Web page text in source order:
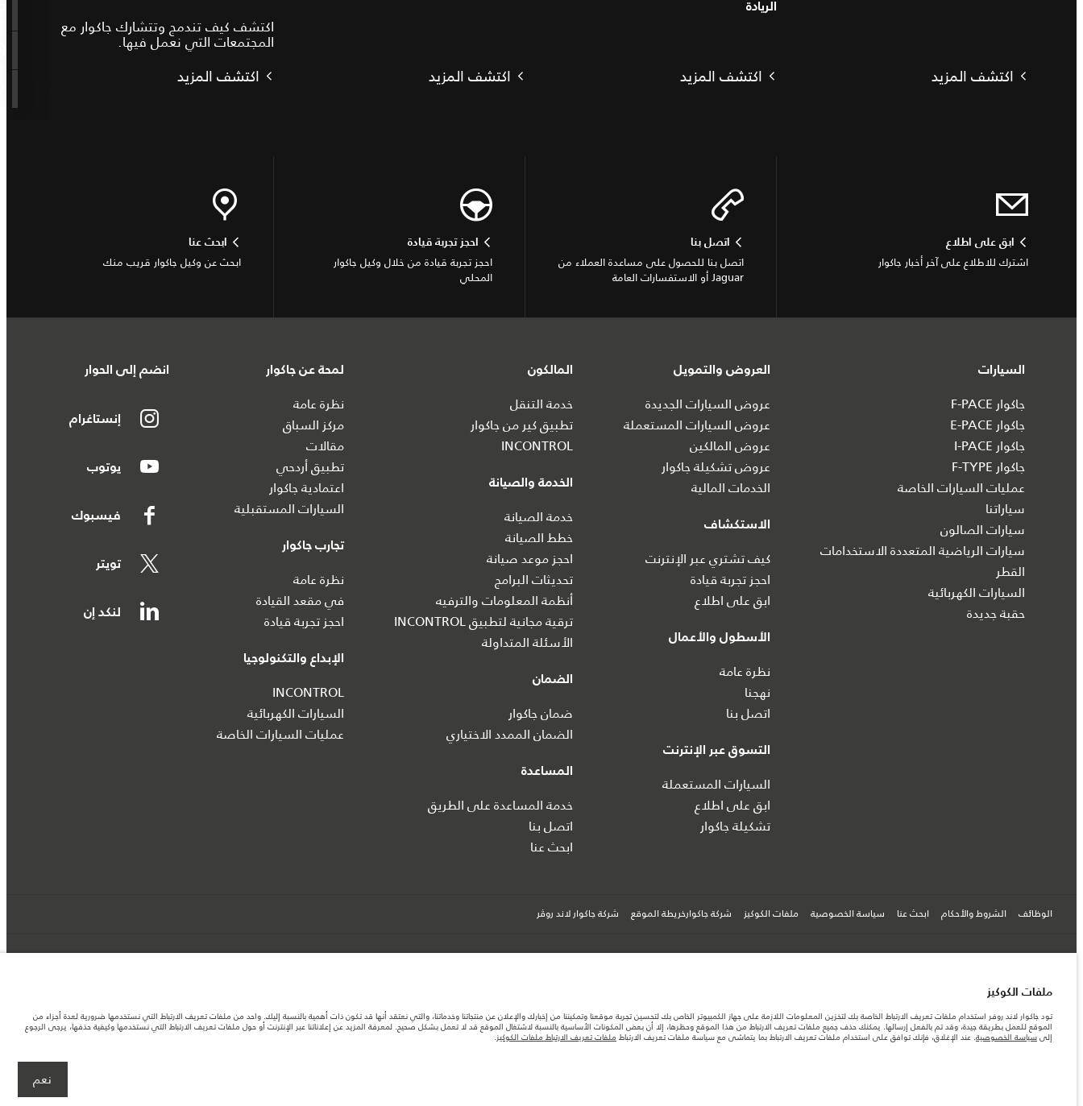
اكتشف المزيد
الريادة
اكتشف المزيد اكتشف المزيد
اكتشف كيف تندمج وتتشارك جاكوار مع
المجتمعات التي نعمل فيها.
اكتشف المزيد
ابق على اطلاع
اشترك للاطلاع على آخر أخبار جاكوار
اتصل بنا
اتصل بنا للحصول على مساعدة العملاء من
Jaguar أو الاستفسارات العامة
احجز تجربة قيادة
احجز تجربة قيادة من خلال وكيل جاكوار
المحلي
ابحث عنا
ابحث عن وكيل جاكوار قريب منك
السيارات
جاكوار F-PACE
جاكوار E-PACE
جاكوار I‑PACE
جاكوار F-TYPE
عمليات السيارات الخاصة
سياراتنا
سيارات الصالون
سيارات الرياضية المتعددة الاستخدامات
القطر
السيارات الكهربائية
حقبة جديدة
العروض والتمويل
عروض السيارات الجديدة
عروض السيارات المستعملة
عروض المالكين
عروض تشكيلة جاكوار
الخدمات المالية
الاستكشاف
كيف تشتري عبر الإنترنت
احجز تجربة قيادة
ابق على اطلاع
الأسطول والأعمال
نظرة عامة
نهجنا
اتصل بنا
التسوق عبر الإنترنت
السيارات المستعملة
ابق على اطلاع
تشكيلة جاكوار
المالكون
خدمة التنقل
تطبيق كير من جاكوار
INCONTROL
الخدمة والصيانة
خدمة الصيانة
خطط الصيانة
احجز موعد صيانة
تحديثات البرامج
أنظمة المعلومات والترفيه
ترقية مجانية لتطبيق INCONTROL
الأسئلة المتداولة
الضمان
ضمان جاكوار
الضمان الممدد الاختياري
المساعدة
خدمة المساعدة على الطريق
اتصل بنا
ابحث عنا
لمحة عن جاكوار
نظرة عامة
مركز السباق
مقالات
تطبيق أردحي
اعتمادية جاكوار
السيارات المستقبلية
تجارب جاكوار
نظرة عامة
في مقعد القيادة
احجز تجربة قيادة
الإبداع والتكنولوجيا
INCONTROL
السيارات الكهربائية
عمليات السيارات الخاصة
انضم إلى الحوار
إنستاغرام
يوتوب
فيسبوك
تويتر
لنكد إن
الوظائف الشروط والأحكام ابحث عنا سياسة الخصوصية ملفات الكوكيز شركة جاكوارخريطة الموقع شركة جاكوار لاند روڤر
فلسطين, شركة ريتز موترز المحدودة
المعلومات والمواصفات والأسعار والألوان المذكورة على هذا الموقع قد تختلف من بلد إلى آخر، كما أنّها قد تتغير بدون إشعار مسبق. الرجاء التواصل مع وكيلنا المحلي للتأكد من توفّرها والتحقق من الأسعار.
الأرقام المقدمة هي نتيجة لاختبارات المصنع الرسمية وفقاً لتشريعات الاتحاد الأوروبي. قد يتباين استهلك الوقود الفعلي للمركبة عن ذلك المتحقق في تلك الاختبارات كما أن هذه الأرقام بغرض المقارنة فحسب.
ملفات الكوكيز
تود جاكوار لاند روفر استخدام ملفات تعريف الارتباط الخاصة بك لتخزين المعلومات اللازمة على جهاز الكمبيوتر الخاص بك لتحسين تجربة موقعنا وتمكيننا من إخبارك والإعلان عن منتجاتنا وخدماتنا، والتي نعتقد أنها قد تكون ذات أهمية بالنسبة إليك. واحد من ملفات تعريف الارتباط التي نستخدمها ضرورية لعدة أجزاء من
الموقع للعمل بطريقة جيدة، وقد تم بالفعل إرسالها. يمكنك حذف جميع ملفات تعريف الارتباط من هذا الموقع وحظرها، إلا أن بعض المكونات الأساسية بالنسبة لاشتغال الموقع قد لا تعمل بشكل صحيح. لمعرفة المزيد عن إعلاناتنا عبر الإنترنت أو حول ملفات تعريف الارتباط التي نستخدمها وكيفية حذفها، يرجى الرجوع
إلى سياسة الخصوصية. عند الإغلاق، فإنك توافق على استخدام ملفات تعريف الارتباط بما يتماشى مع سياسة ملفات تعريف الارتباط ملفات تعريف الارتباط ملفات الكوكيز.
نعم